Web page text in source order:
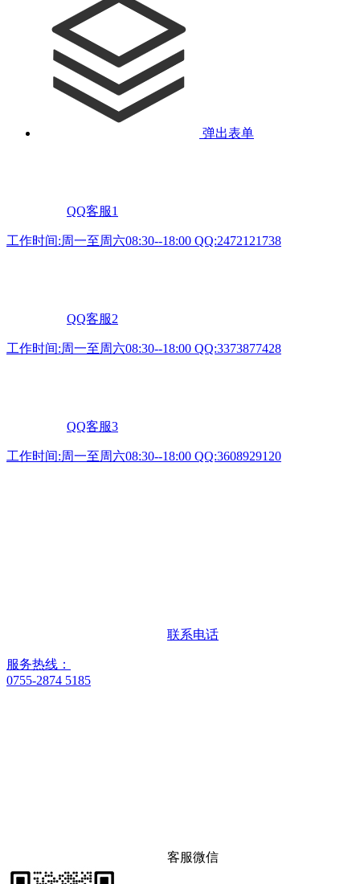
弹出表单
QQ客服1
工作时间:周一至周六08:30--18:00 QQ:2472121738
QQ客服2
工作时间:周一至周六08:30--18:00 QQ:3373877428
QQ客服3
工作时间:周一至周六08:30--18:00 QQ:3608929120
联系电话
服务热线：
0755-2874 5185
客服微信